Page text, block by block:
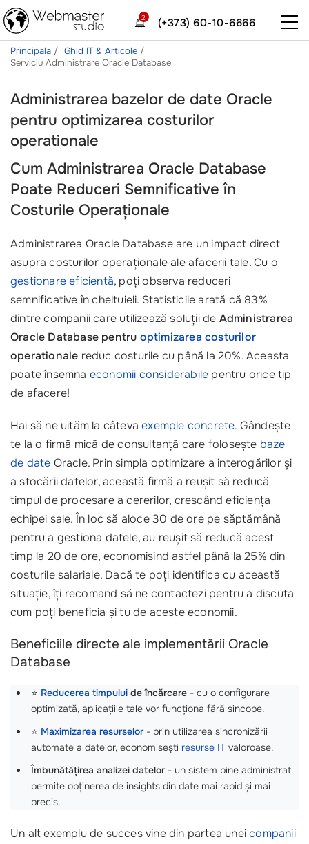
(+373) 60-10-6666
2
Principala
Ghid IT & Articole
Serviciu Administrare Oracle Database
Administrarea bazelor de date Oracle
pentru optimizarea costurilor
operationale
Cum Administrarea Oracle Database
Poate Reduceri Semnificative în
Costurile Operaționale
Administrarea Oracle Database are un impact direct
asupra costurilor operaționale ale afacerii tale. Cu o
gestionare eficientă, poți observa reduceri
semnificative în cheltuieli. Statisticile arată că 83%
dintre companii care utilizează soluții de Administrarea
Oracle Database pentru optimizarea costurilor
operationale reduc costurile cu până la 20%. Aceasta
poate însemna economii considerabile pentru orice tip
de afacere!
Hai să ne uităm la câtevaexemple concrete. Gândește-
te la o firmă mică de consultanță care folosește baze
de date Oracle. Prin simpla optimizare a interogărilor și
a stocării datelor, această firmă a reușit să reducă
timpul de procesare a cererilor, crescând eficiența
echipei sale. În loc să aloce 30 de ore pe săptămână
pentru a gestiona datele, au reușit să reducă acest
timp la 20 de ore, economisind astfel până la 25% din
costurile salariale. Dacă te poți identifica cu această
situație, îți recomand să ne contactezi pentru a discuta
cum poți beneficia și tu de aceste economii.
Beneficiile directe ale implementării Oracle
Database
⭐ Reducerea timpului de încărcare - cu o configurare
optimizată, aplicațiile tale vor funcționa fără sincope.
⭐ Maximizarea resurselor- prin utilizarea sincronizării
automate a datelor, economisești resurse IT valoroase.
Îmbunătățirea analizei datelor - un sistem bine administrat
permite obținerea de insights din date mai rapid și mai
precis.
Un alt exemplu de succes vine din partea uneicompanii